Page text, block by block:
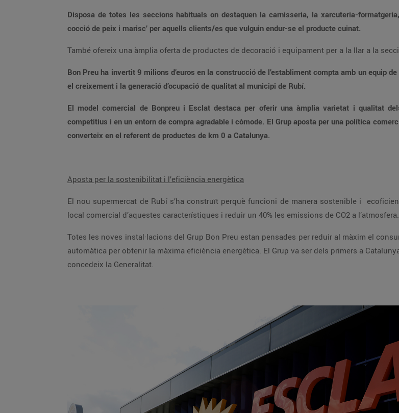
Disposa de totes les seccions habituals on destaquen la carnisseria, la xarcuteria-formatgeria, la fruiteria i la peixateria i, compta amb un servei de ‘forn de
cocció de peix i marisc’ per aquells clients/es que vulguin endur-se el producte cuinat.
Bon Preu ha invertit 9 milions d’euros en la construcció de l’establiment compta amb un equip de 62 professionals, fet que representa el compromís del Grup amb
el creixement i la generació d’ocupació de qualitat al municipi de Rubí.
El model comercial de Bonpreu i Esclat destaca per oferir una àmplia varietat i qualitat dels productes, una excel·lent atenció al client, amb preus molt
competitius i en un entorn de compra agradable i còmode. El Grup aposta per una política comercial de proximitat i promou el producte local de qualitat, fet que el
converteix en el referent de productes de km 0 a Catalunya.
Aposta per la sostenibilitat i l’eficiència energètica
El nou supermercat de Rubí s’ha construït perquè funcioni de manera sostenible i ecoficient per estalviar així, el 35% del consum d’energia habitual d’un
local comercial d’aquestes característiques i reduir un 40% les emissions de CO2 a l’atmosfera.
Totes les noves instal·lacions del Grup Bon Preu estan pensades per reduir al màxim el consum energètic amb un sistema de gestió que les regula de forma
automàtica per obtenir la màxima eficiència energètica. El Grup va ser dels primers a Catalunya en obtenir la certificació energètica “A” dels seus edificis, que
concedeix la Generalitat.